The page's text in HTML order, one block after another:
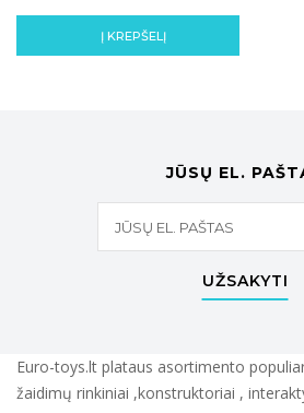
Į KREPŠELĮ
JŪSŲ EL.
UŽSAKYTI
Euro-toys.lt plataus asortimento
žaidimų rinkiniai ,konstruktoriai ,